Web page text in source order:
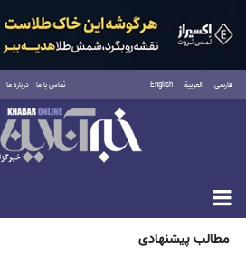
فارسی العربية English تماس با ما درباره ما
پنجشنبه ۱۵ مرداد ۱۴۰۵
مطالب پیشنهادی